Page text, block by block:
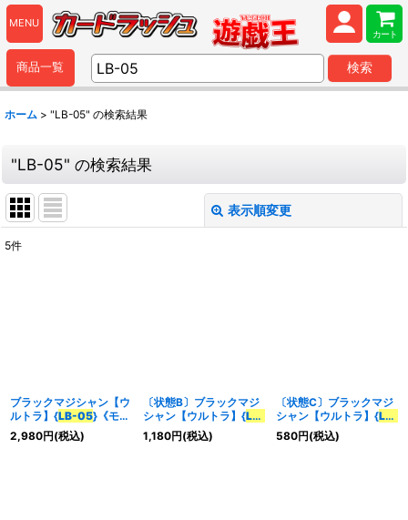
MENU
カート
商品一覧 検索
ホーム > "LB-05" の検索結果
"LB-05" の検索結果
表示順変更
カテゴリ:
5件
ブラックマジシャン【ウ
ルトラ】{LB-05}《モン
スター》
2,980円(税込)
〔状態B〕ブラックマジ
シャン【ウルトラ】{LB-
05}《モンスター》
1,180円(税込)
〔状態C〕ブラックマジ
シャン【ウルトラ】{LB-
05}《モンスター》
580円(税込)